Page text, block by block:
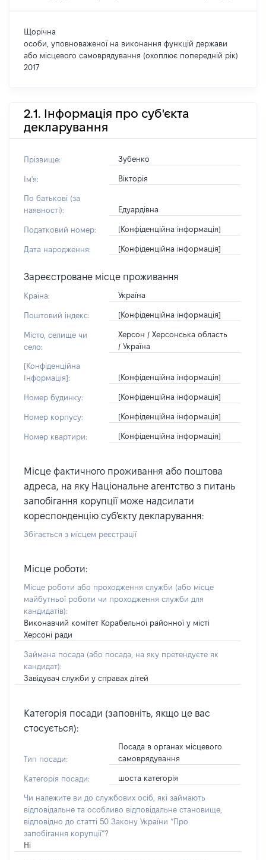
Щорічна
особи, уповноваженої на виконання функцій держави
або місцевого самоврядування (охоплює попередній рік)
2017
2.1. Інформація про суб'єкта
декларування
Прізвище: Зубенко
Ім'я: Вікторія
По батькові (за
наявності):
Едуардівна
Податковий номер: [Конфіденційна інформація]
Дата народження: [Конфіденційна інформація]
Зареєстроване місце проживання
Країна: Україна
Поштовий індекс: [Конфіденційна інформація]
Місто, селище чи
село:
Херсон / Херсонська область
/ Україна
[Конфіденційна
Інформація]:
[Конфіденційна інформація]
Номер будинку: [Конфіденційна інформація]
Номер корпусу: [Конфіденційна інформація]
Номер квартири: [Конфіденційна інформація]
Місце фактичного проживання або поштова
адреса, на яку Національне агентство з питань
запобігання корупції може надсилати
кореспонденцію суб'єкту декларування:
Збігається з місцем реєстрації
Місце роботи:
Місце роботи або проходження служби (або місце
майбутньої роботи чи проходження служби для
кандидатів):
Виконавчий комітет Корабельної районної у місті
Херсоні ради
Займана посада (або посада, на яку претендуєте як
кандидат):
Завідувач служби у справах дітей
Категорія посади (заповніть, якщо це вас
стосується):
Тип посади:
Посада в органах місцевого
самоврядування
Категорія посади: шоста категорія
Чи належите ви до службових осіб, які займають
відповідальне та особливо відповідальне становище,
відповідно до статті 50 Закону України “Про
запобігання корупції”?
Ні